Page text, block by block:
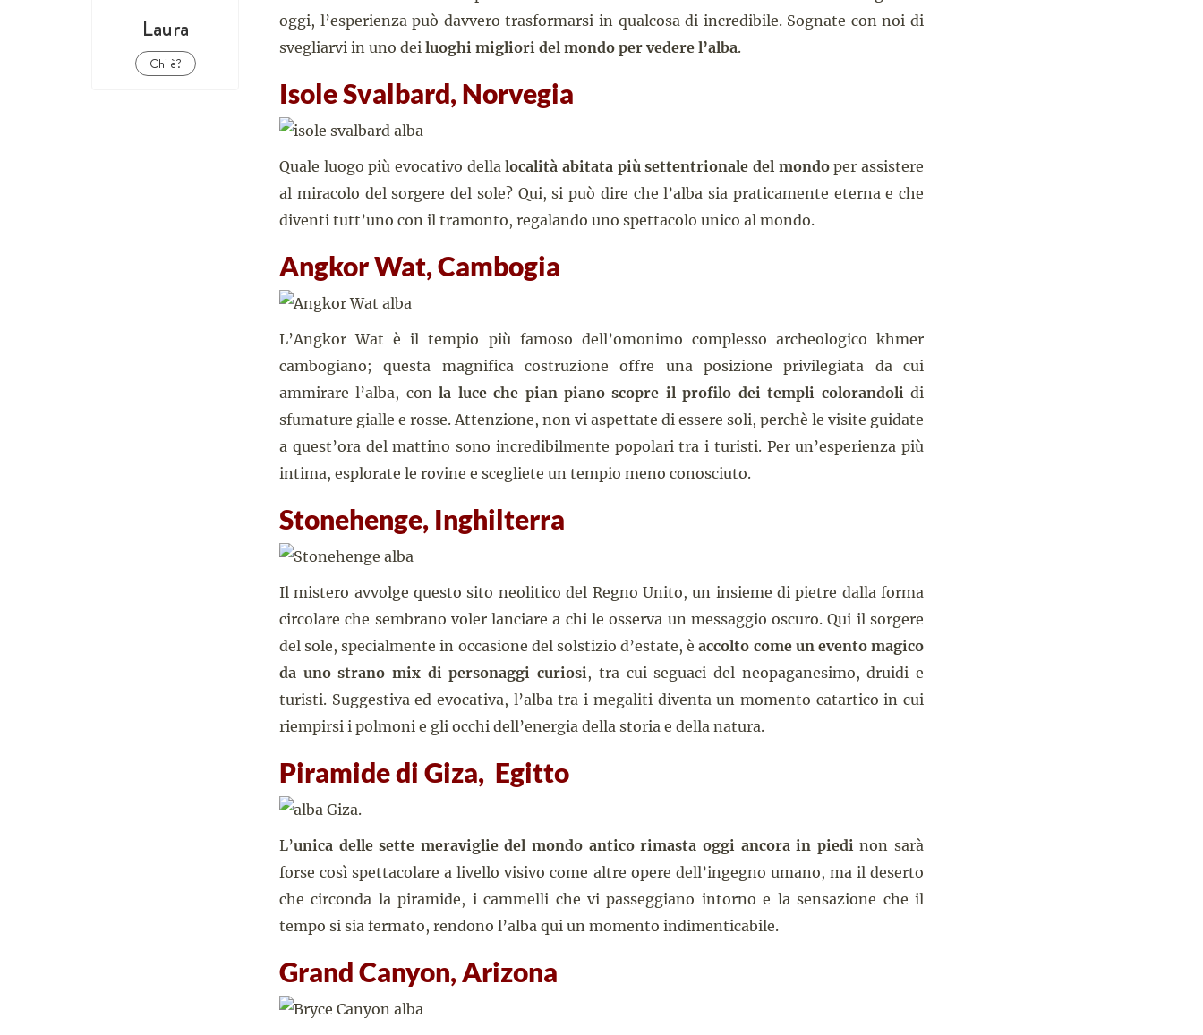
Laura
Chi è?
oggi, l’esperienza può davvero trasformarsi in qualcosa di incredibile. Sognate con noi di
svegliarvi in uno dei luoghi migliori del mondo per vedere l’alba.
Isole Svalbard, Norvegia
Quale luogo più evocativo dellalocalità abitata più settentrionale del mondoper assistere
al miracolo del sorgere del sole? Qui, si può dire che l’alba sia praticamente eterna e che
diventi tutt’uno con il tramonto, regalando uno spettacolo unico al mondo.
Angkor Wat, Cambogia
L’Angkor Wat è il tempio più famoso dell’omonimo complesso archeologico khmer
cambogiano; questa magnifica costruzione offre una posizione privilegiata da cui
ammirare l’alba, conla luce che pian piano scopre il profilo dei templi colorandolidi
sfumature gialle e rosse. Attenzione, non vi aspettate di essere soli, perchè le visite guidate
a quest’ora del mattino sono incredibilmente popolari tra i turisti. Per un’esperienza più
intima, esplorate le rovine e scegliete un tempio meno conosciuto.
Stonehenge, Inghilterra
Il mistero avvolge questo sito neolitico del Regno Unito, un insieme di pietre dalla forma
circolare che sembrano voler lanciare a chi le osserva un messaggio oscuro. Qui il sorgere
del sole, specialmente in occasione del solstizio d’estate, èaccolto come un evento magico
da uno strano mix di personaggi curiosi, tra cui seguaci del neopaganesimo, druidi e
turisti. Suggestiva ed evocativa, l’alba tra i megaliti diventa un momento catartico in cui
riempirsi i polmoni e gli occhi dell’energia della storia e della natura.
Piramide di Giza, Egitto
L’unica delle sette meraviglie del mondo antico rimasta oggi ancora in piedinon sarà
forse così spettacolare a livello visivo come altre opere dell’ingegno umano, ma il deserto
che circonda la piramide, i cammelli che vi passeggiano intorno e la sensazione che il
tempo si sia fermato, rendono l’alba qui un momento indimenticabile.
Grand Canyon, Arizona